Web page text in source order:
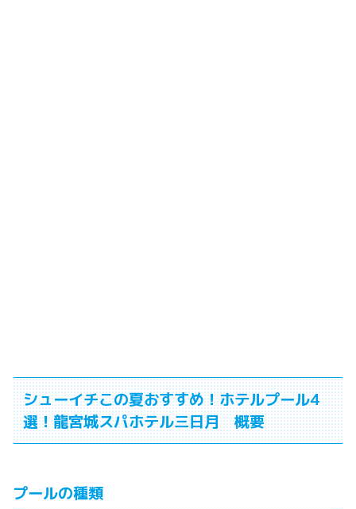
シューイチこの夏おすすめ！ホテルプール4
選！龍宮城スパホテル三日月 概要
プールの種類